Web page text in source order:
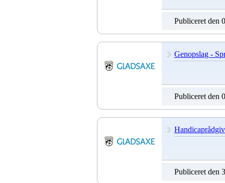
Publiceret den
Genopslag -
Publiceret den
Publiceret den